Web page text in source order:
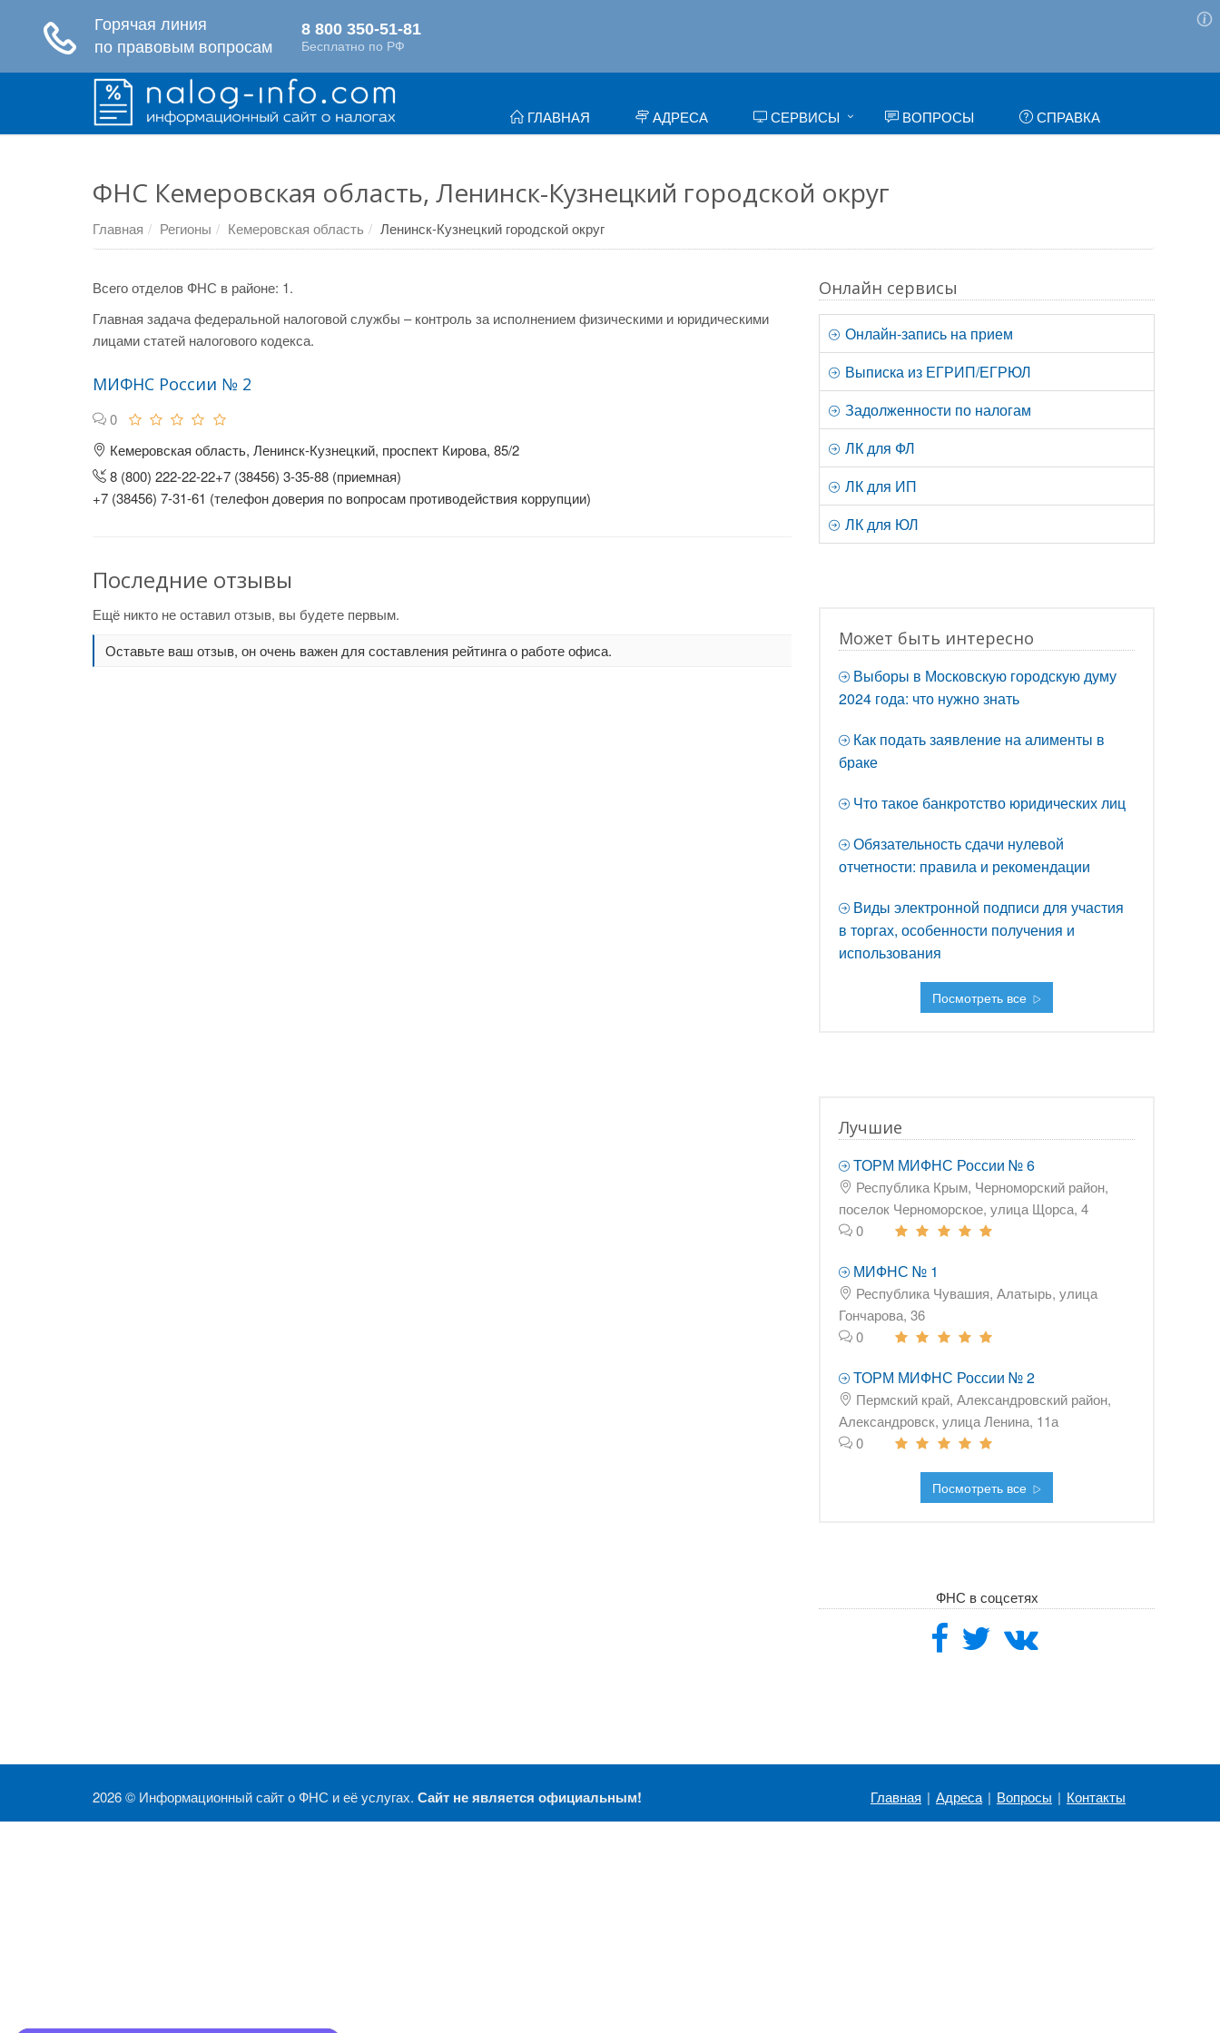
ГЛАВНАЯ АДРЕСА СЕРВИСЫ ВОПРОСЫ СПРАВКА
ФНС Кемеровская область, Ленинск-Кузнецкий городской округ
Главная Регионы Кемеровская область Ленинск-Кузнецкий городской округ
Всего отделов ФНС в районе: 1.
Главная задача федеральной налоговой службы – контроль за исполнением физическими и юридическими
лицами статей налогового кодекса.
МИФНС России № 2
0
Кемеровская область, Ленинск-Кузнецкий, проспект Кирова, 85/2
8 (800) 222-22-22+7 (38456) 3-35-88 (приемная)
+7 (38456) 7-31-61 (телефон доверия по вопросам противодействия коррупции)
Последние отзывы
Ещё никто не оставил отзыв, вы будете первым.
Оставьте ваш отзыв, он очень важен для составления рейтинга о работе офиса.
Онлайн сервисы
Онлайн-запись на прием
Выписка из ЕГРИП/ЕГРЮЛ
Задолженности по налогам
ЛК для ФЛ
ЛК для ИП
ЛК для ЮЛ
Может быть интересно
Выборы в Московскую городскую думу
2024 года: что нужно знать
Как подать заявление на алименты в
браке
Что такое банкротство юридических лиц
Обязательность сдачи нулевой
отчетности: правила и рекомендации
Виды электронной подписи для участия
в торгах, особенности получения и
использования
Посмотреть все
Лучшие
ТОРМ МИФНС России № 6
Республика Крым, Черноморский район,
поселок Черноморское, улица Щорса, 4
0
МИФНС № 1
Республика Чувашия, Алатырь, улица
Гончарова, 36
0
ТОРМ МИФНС России № 2
Пермский край, Александровский район,
Александровск, улица Ленина, 11а
0
Посмотреть все
ФНС в соцсетях
2026 © Информационный сайт о ФНС и её услугах. Сайт не является официальным! Главная | Адреса | Вопросы | Контакты